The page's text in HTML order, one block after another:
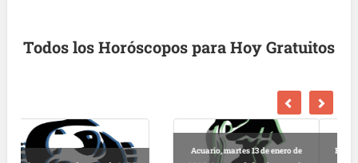
Todos los Horóscopos para Hoy Gratuitos
Escorpio, martes 13 de enero de